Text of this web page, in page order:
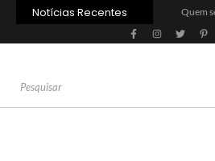
Notícias Recentes
Carne: Menor demanda da China exige reforço da diplomacia e inovação